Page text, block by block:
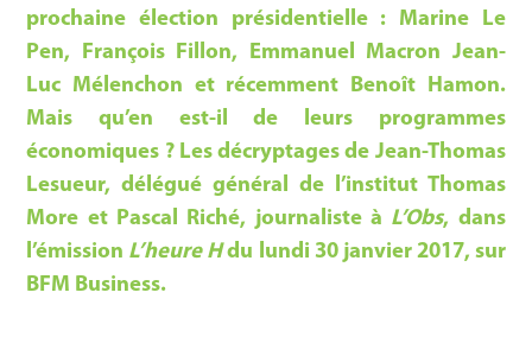
prochaine élection présidentielle : Marine Le
Pen, François Fillon, Emmanuel Macron Jean-
Luc Mélenchon et récemment Benoît Hamon.
Mais qu’en est-il de leurs programmes
économiques ? Les décryptages de Jean-Thomas
Lesueur, délégué général de l’institut Thomas
More et Pascal Riché, journaliste à L’Obs, dans
l’émission L’heure Hdu lundi 30 janvier 2017, sur
BFM Business.